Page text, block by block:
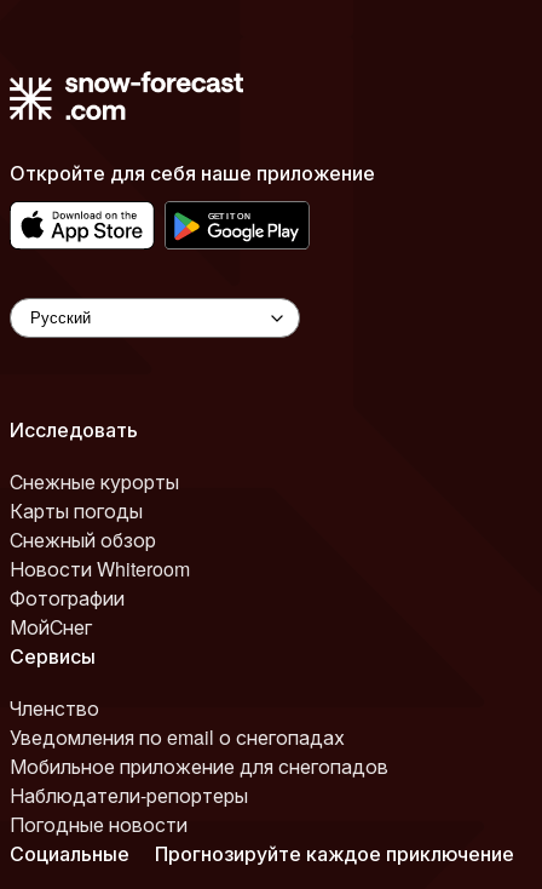
Откройте для себя наше приложение
Исследовать
Снежные курорты
Карты погоды
Снежный обзор
Новости Whiteroom
Фотографии
МойСнег
Сервисы
Членство
Уведомления по email о снегопадах
Мобильное приложение для снегопадов
Наблюдатели-репортеры
Погодные новости
Социальные
Прогнозируйте каждое приключение